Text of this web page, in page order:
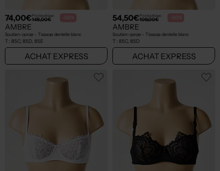
74,00€Prix boutique :
148,00€ -50%
AMBRE
Soutien-gorge - Tissage dentelle blanc
T : 85C, 85D, 85E
ACHAT EXPRESS
54,50€Prix boutique :
109,00€ -50%
AMBRE
Soutien-gorge - Tissage dentelle blanc
T : 85C, 85D
ACHAT EXPRESS